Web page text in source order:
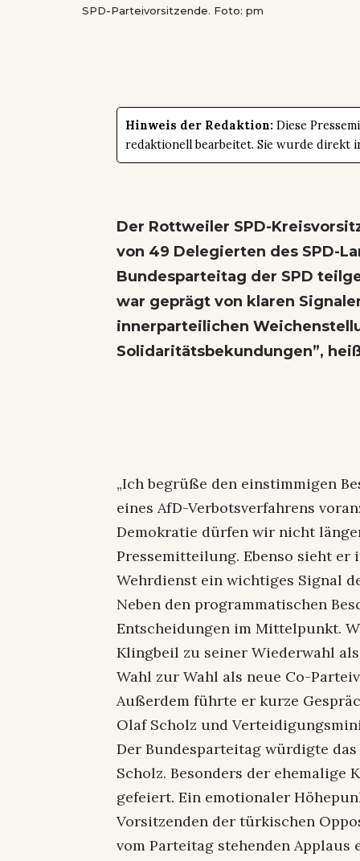
SPD-Parteivorsitzende. Foto: pm
Hinweis der Redaktion: Diese
redaktionell bearbeitet. Sie wurde direkt
Der Rottweiler SPD-
von 49 Delegierten des SPD-
Bundesparteitag der SPD
war geprägt von klaren
innerparteilichen
Solidaritätsbekundungen”,
„Ich begrüße den einstimmigen
eines AfD-Verbotsverfahrens
Demokratie dürfen wir nicht
Pressemitteilung. Ebenso sieht er
Wehrdienst ein wichtiges Signal
Neben den programmatischen
Entscheidungen im Mittelpunkt.
Klingbeil zu seiner Wiederwahl
Wahl zur Wahl als neue Co-
Außerdem führte er kurze
Olaf Scholz und
Der Bundesparteitag würdigte
Scholz. Besonders der ehemalige
gefeiert. Ein emotionaler
Vorsitzenden der türkischen
vom Parteitag stehenden